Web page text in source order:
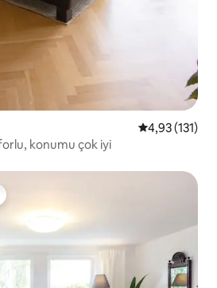
5 üzerinden
4,93 (131)
konumu çok iyi
en beğenilenler arasında